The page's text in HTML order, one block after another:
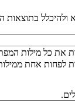
ולהיכלל בתוצאות
את כל מילות
לפחות אחת